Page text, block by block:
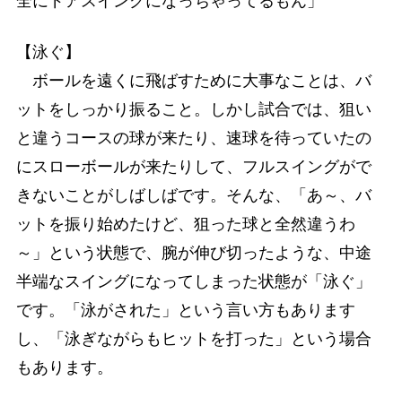
【泳ぐ】
ボールを遠くに飛ばすために大事なことは、バ
ットをしっかり振ること。しかし試合では、狙い
と違うコースの球が来たり、速球を待っていたの
にスローボールが来たりして、フルスイングがで
きないことがしばしばです。そんな、「あ～、バ
ットを振り始めたけど、狙った球と全然違うわ
～」という状態で、腕が伸び切ったような、中途
半端なスイングになってしまった状態が「泳ぐ」
です。「泳がされた」という言い方もあります
し、「泳ぎながらもヒットを打った」という場合
もあります。